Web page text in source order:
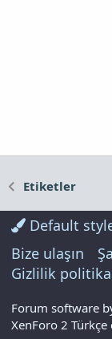
Etiketler
Default
Bize ulaşın
Gizlilik
Forum software
XenForo 2